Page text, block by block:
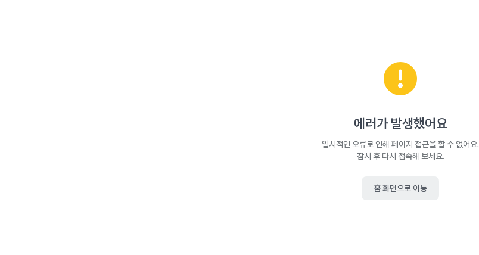
에러가 발생했어요
일시적인 오류로 인해 페이지 접근을 할 수 없어요.
잠시 후 다시 접속해 보세요.
홈 화면으로 이동